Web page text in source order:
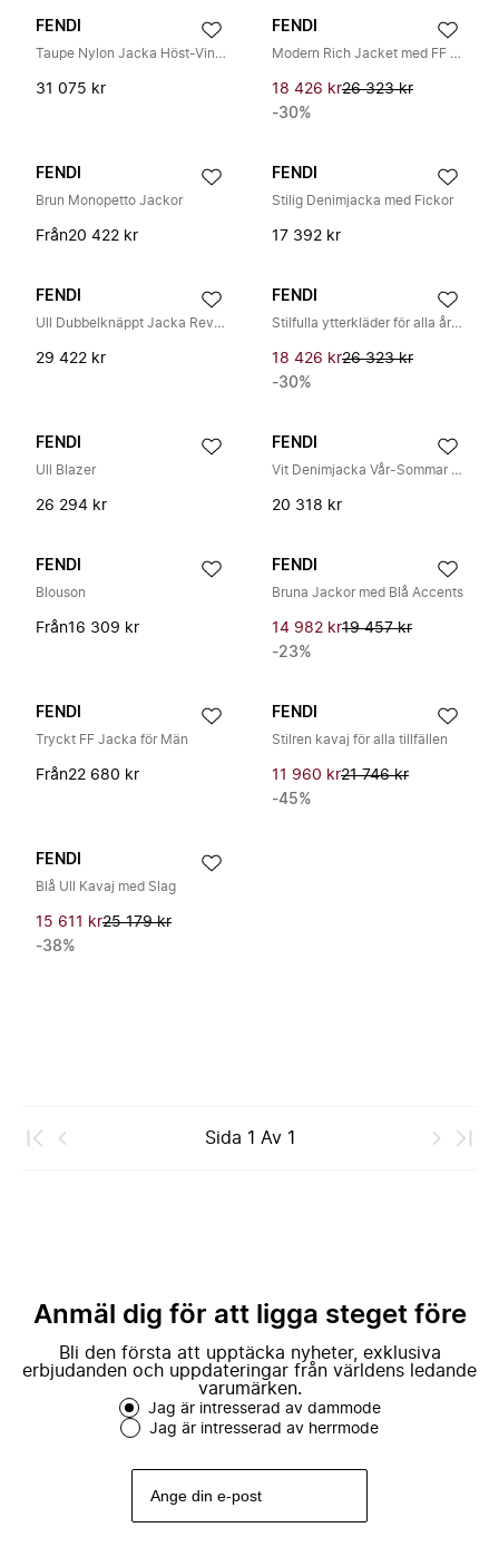
FENDI
Taupe Nylon Jacka Höst-Vinter Kollektion
31 075 kr
FENDI
Modern Rich Jacket med FF Logo
18 426 kr26 323 kr
-30%
FENDI
Brun Monopetto Jackor
Från20 422 kr
FENDI
Stilig Denimjacka med Fickor
17 392 kr
FENDI
Ull Dubbelknäppt Jacka Reverskrage
29 422 kr
FENDI
Stilfulla ytterkläder för alla årstider
18 426 kr26 323 kr
-30%
FENDI
Ull Blazer
26 294 kr
FENDI
Vit Denimjacka Vår-Sommar 2025
20 318 kr
FENDI
Blouson
Från16 309 kr
FENDI
Bruna Jackor med Blå Accents
14 982 kr19 457 kr
-23%
FENDI
Tryckt FF Jacka för Män
Från22 680 kr
FENDI
Stilren kavaj för alla tillfällen
11 960 kr21 746 kr
-45%
FENDI
Blå Ull Kavaj med Slag
15 611 kr25 179 kr
-38%
Sida 1 Av 1
Anmäl dig för att ligga steget före
Bli den första att upptäcka nyheter, exklusiva
erbjudanden och uppdateringar från världens ledande
varumärken.
Jag är intresserad av dammode
Jag är intresserad av herrmode